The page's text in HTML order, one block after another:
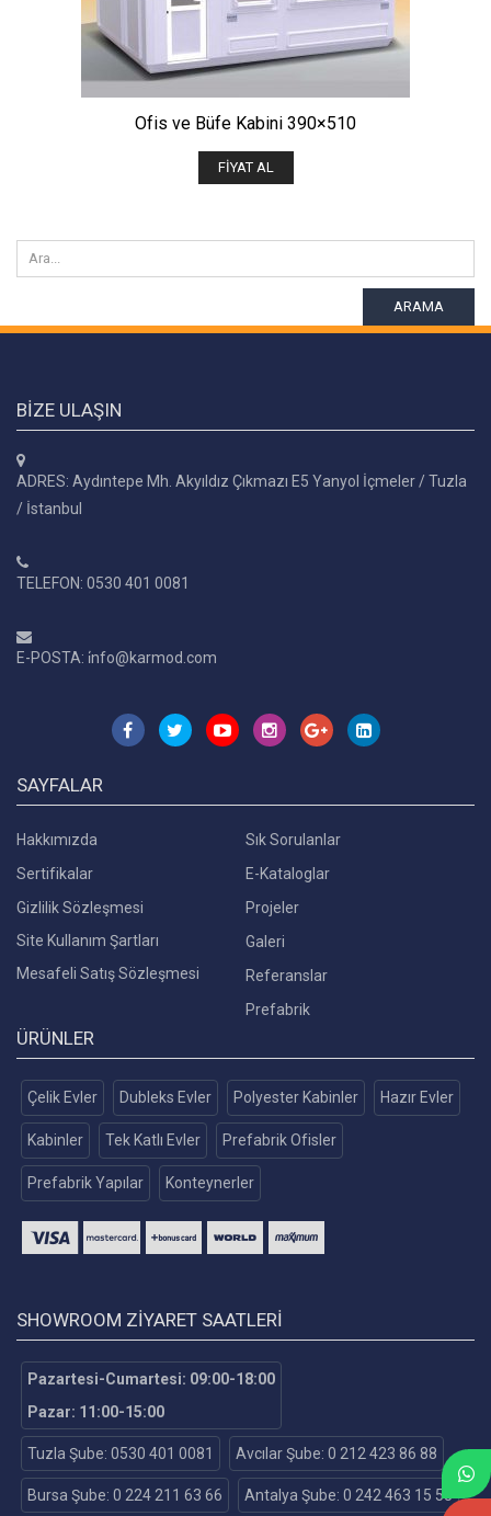
Ofis ve Büfe Kabini 390×510
FIYAT AL
ARAMA
BIZE ULAŞIN
ADRES: Aydıntepe Mh. Akyıldız Çıkmazı E5 Yanyol İçmeler / Tuzla
/ İstanbul
TELEFON: 0530 401 0081
E-POSTA: i̇nfo@karmod.com
SAYFALAR
Hakkımızda
Sertifikalar
Gizlilik Sözleşmesi
Site Kullanım Şartları
Mesafeli Satış Sözleşmesi
Sık Sorulanlar
E-Kataloglar
Projeler
Galeri
Referanslar
Prefabrik
ÜRÜNLER
Çelik Evler Dubleks Evler Polyester Kabinler Hazır Evler
Kabinler Tek Katlı Evler Prefabrik Ofisler
Prefabrik Yapılar Konteynerler
SHOWROOM ZIYARET SAATLERI
Pazartesi-Cumartesi: 09:00-18:00
Pazar: 11:00-15:00
Tuzla Şube: 0530 401 0081 Avcılar Şube: 0 212 423 86 88
Bursa Şube: 0 224 211 63 66 Antalya Şube: 0 242 463 15 55